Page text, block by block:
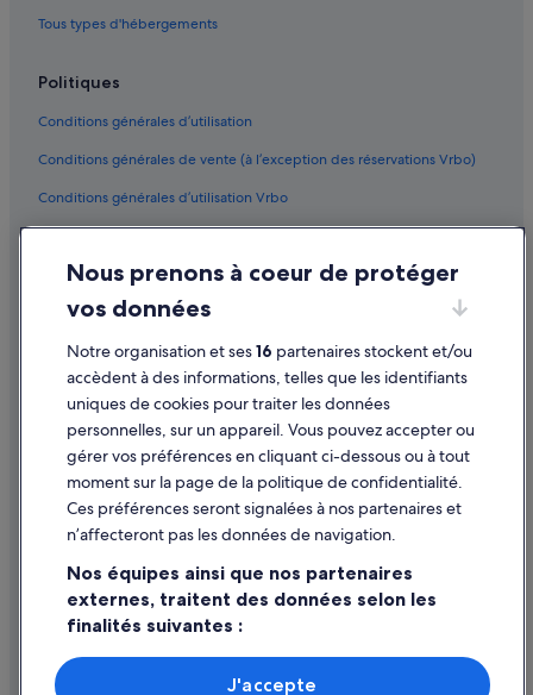
Tous types d'hébergements
Politiques
Conditions générales d’utilisation
Conditions générales de vente (à l’exception des réservations Vrbo)
Conditions générales d’utilisation Vrbo
Accessibilité
Protection des données
Cookies
Mentions légales / Nous contacter
Directives de contenu et signalement de contenus
Aide
Assistance
Modifier ou annuler votre réservation
Réserver un vol en utilisant un crédit de la compagnie aérienne
Documents de voyage internationaux
Nous prenons à coeur de protéger
vos données
Notre organisation et ses16 partenaires stockent et/ou
accèdent à des informations, telles que les identifiants
uniques de cookies pour traiter les données
personnelles, sur un appareil. Vous pouvez accepter ou
gérer vos préférences en cliquant ci-dessous ou à tout
moment sur la page de la politique de confidentialité.
Ces préférences seront signalées à nos partenaires et
n’affecteront pas les données de navigation.
Nos équipes ainsi que nos partenaires
externes, traitent des données selon les
finalités suivantes :
Utiliser des données de géolocalisation précises. Analyser
activement les caractéristiques de l’appareil pour
J'accepte